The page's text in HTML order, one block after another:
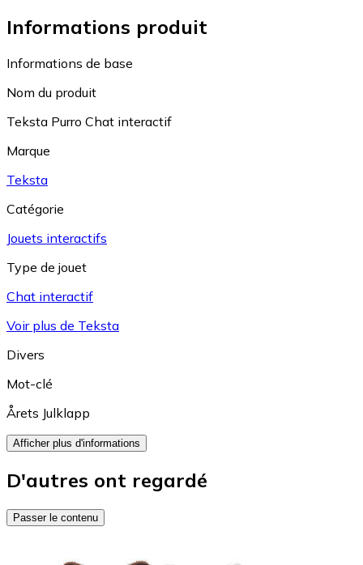
Informations produit
Informations de base
Nom du produit
Teksta Purro Chat interactif
Marque
Teksta
Catégorie
Jouets interactifs
Type de jouet
Chat interactif
Voir plus de Teksta
Divers
Mot-clé
Årets Julklapp
Afficher plus d'informations
D'autres ont regardé
Passer le contenu